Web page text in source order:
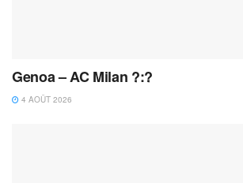
Genoa – AC Milan ?:?
4 AOÛT 2026